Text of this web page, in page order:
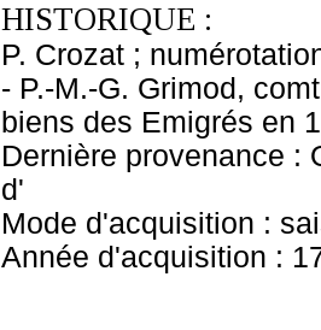
HISTORIQUE :
P. Crozat ;
- P.-M.-G. Grimod,
biens des Emigrés en
Dernière provenance :
d'
Mode d'acquisition :
Année d'acquisition :